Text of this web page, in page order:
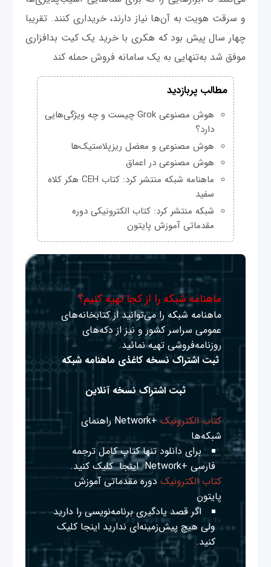
و سرقت هویت به آن‌ها نیاز دارند، خریداری کنند. تقریبا
چهار سال پیش بود که هکری با خرید یک کیت بدافزاری
موفق شد به‌تنهایی به یک سامانه فروش حمله کند
مطالب پربازدید
هوش مصنوعی Grok چیست و چه ویژگی‌هایی
دارد؟
هوش مصنوعی و معضل ریزپلاستیک‌ها
هوش مصنوعی در اعماق
ماهنامه شبکه منتشر کرد: کتاب CEH هکر کلاه
سفید
شبکه منتشر کرد: کتاب الکترونیکی دوره
مقدماتی آموزش پایتون
ماهنامه شبکه را از کجا تهیه کنیم؟
ماهنامه شبکه را می‌توانید از کتابخانه‌های
عمومی سراسر کشور و نیز از دکه‌های
روزنامه‌فروشی تهیه نمائید.
ثبت اشتراک نسخه کاغذی ماهنامه شبکه
ثبت اشتراک نسخه آنلاین
کتاب الکترونیک
+Network راهنمای
شبکه‌ها
برای دانلود تنها کتاب کامل ترجمه
فارسی +Network
اینجا کلیک کنید.
کتاب الکترونیک دوره مقدماتی آموزش
پایتون
اگر قصد یادگیری برنامه‌نویسی را دارید
ولی هیچ پیش‌زمینه‌ای نداریداینجا کلیک
کنید.